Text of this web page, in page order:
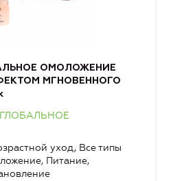
ОМОЛОЖЕНИЕ
МГНОВЕННОГО
ГЛОБАЛЬНОЕ
уход, Все типы
Питание,